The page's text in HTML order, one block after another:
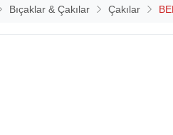
Bıçaklar & Çakılar Çakılar